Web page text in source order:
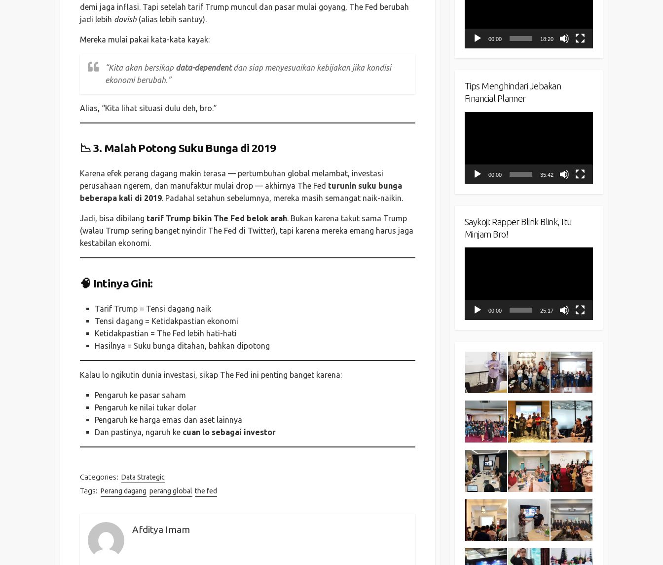
demi jaga inflasi. Tapi setelah tarif Trump muncul dan pasar mulai goyang, The Fed berubah
jadi lebih dovish (alias lebih santuy).
Mereka mulai pakai kata-kata kayak:
“Kita akan bersikap data-dependentdan siap menyesuaikan kebijakan jika kondisi
ekonomi berubah.”
Alias, “Kita lihat situasi dulu deh, bro.”
📉 3. Malah Potong Suku Bunga di 2019
Karena efek perang dagang makin terasa — pertumbuhan global melambat, investasi
perusahaan ngerem, dan manufaktur mulai drop — akhirnya The Fed turunin suku bunga
beberapa kali di 2019. Padahal setahun sebelumnya, mereka masih semangat naik-naikin.
Jadi, bisa dibilang tarif Trump bikin The Fed belok arah. Bukan karena takut sama Trump
(walau Trump sering banget nyindir The Fed di Twitter), tapi karena mereka emang harus jaga
kestabilan ekonomi.
🧠 Intinya Gini:
Tarif Trump = Tensi dagang naik
Tensi dagang = Ketidakpastian ekonomi
Ketidakpastian = The Fed lebih hati-hati
Hasilnya = Suku bunga ditahan, bahkan dipotong
Kalau lo ngikutin dunia investasi, sikap The Fed ini penting banget karena:
Pengaruh ke pasar saham
Pengaruh ke nilai tukar dolar
Pengaruh ke harga emas dan aset lainnya
Dan pastinya, ngaruh ke cuan lo sebagai investor
Categories: Data Strategic
Tags: Perang dagang perang global the fed
Afditya Imam
00:00 18:20
Tips Menghindari Jebakan
Financial Planner
00:00 35:42
Saykoji: Rapper Blink Blink, Itu
Minjam Bro!
00:00 25:17